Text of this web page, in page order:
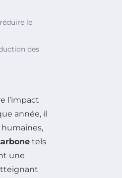
le
des
l’impact
année, il
tels
une